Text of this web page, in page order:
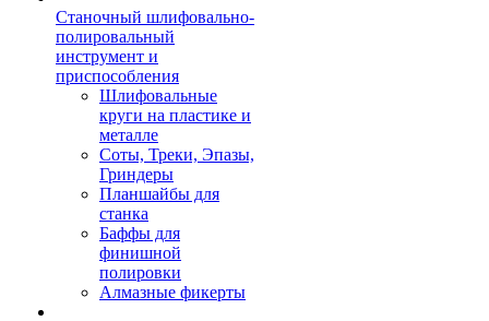
Станочный шлифовально-
полировальный
инструмент и
приспособления
Шлифовальные
круги на пластике и
металле
Соты, Треки, Эпазы,
Гриндеры
Планшайбы для
станка
Баффы для
финишной
полировки
Алмазные фикерты